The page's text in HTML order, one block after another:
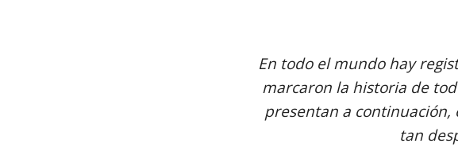
En todo el mundo hay
marcaron la historia de
presentan a
tan